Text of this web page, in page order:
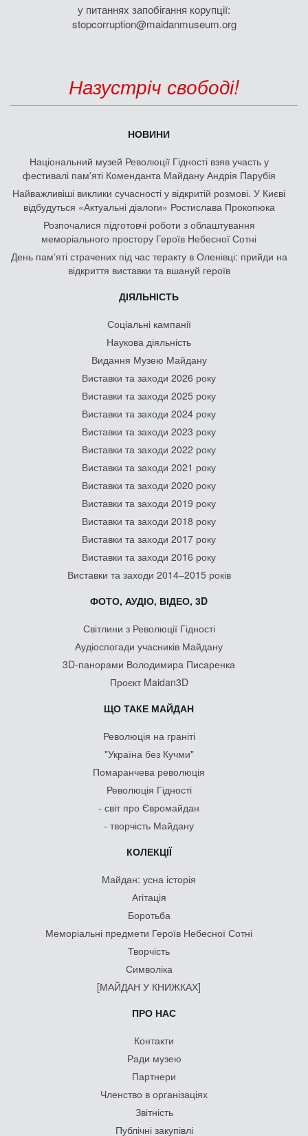
у питаннях запобігання корупції:
stopcorruption@maidanmuseum.org
Назустріч свободі!
НОВИНИ
Національний музей Революції Гідності взяв участь у
фестивалі пам'яті Коменданта Майдану Андрія Парубія
Найважливіші виклики сучасності у відкритій розмові. У Києві
відбудуться «Актуальні діалоги» Ростислава Прокопюка
Розпочалися підготовчі роботи з облаштування
меморіального простору Героїв Небесної Сотні
День памʼяті страчених під час теракту в Оленівці: прийди на
відкриття виставки та вшануй героїв
ДІЯЛЬНІСТЬ
Соціальні кампанії
Наукова діяльність
Видання Музею Майдану
Виставки та заходи 2026 року
Виставки та заходи 2025 року
Виставки та заходи 2024 року
Виставки та заходи 2023 року
Виставки та заходи 2022 року
Виставки та заходи 2021 року
Виставки та заходи 2020 року
Виставки та заходи 2019 року
Виставки та заходи 2018 року
Виставки та заходи 2017 року
Виставки та заходи 2016 року
Виставки та заходи 2014–2015 років
ФОТО, АУДІО, ВІДЕО, 3D
Світлини з Революції Гідності
Аудіоспогади учасників Майдану
3D-панорами Володимира Писаренка
Проєкт Maidan3D
ЩО ТАКЕ МАЙДАН
Революція на граніті
"Україна без Кучми"
Помаранчева революція
Революція Гідності
- світ про Євромайдан
- творчість Майдану
КОЛЕКЦІЇ
Майдан: усна історія
Агітація
Боротьба
Меморіальні предмети Героїв Небесної Сотні
Творчість
Символіка
[МАЙДАН У КНИЖКАХ]
ПРО НАС
Контакти
Ради музею
Партнери
Членство в організаціях
Звітність
Публічні закупівлі